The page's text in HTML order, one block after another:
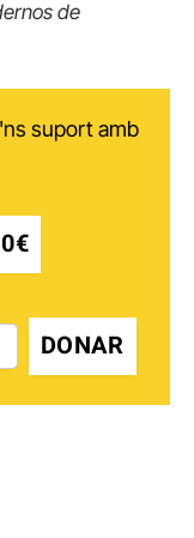
de
suport amb
DONAR